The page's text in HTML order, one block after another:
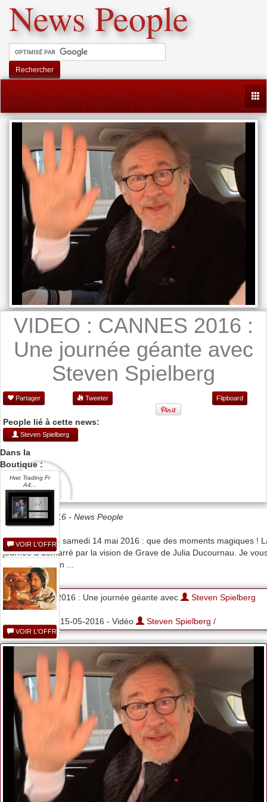
News People
Rechercher
VIDEO : CANNES 2016 :
Une journée géante avec
Steven Spielberg
Partager Tweeter Flipboard
People lié à cette news:
Steven Spielberg
Date 15/05/2016 - News People
Au menu de ce samedi 14 mai 2016 : que des moments magiques !
journée a démarré par la vision de Grave de Julia Ducournau. Je
en parle demain ...
CANNES 2016 : Une journée géante avec Steven Spielberg
15-05-2016 - Vidéo Steven Spielberg /
Dans la
Boutique :
Hwc Trading Fr
A4...
VOIR L'OFFRE
VOIR L'OFFRE
Steven...
VOIR L'OFFRE